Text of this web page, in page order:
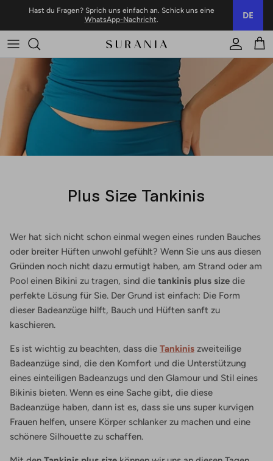
Zum Inhalt springen
Hast du Fragen? Sprich uns einfach an. Schick uns eine
WhatsApp-Nachricht. DE
Konto
Plus Size Tankinis
Wer hat sich nicht schon einmal wegen eines runden Bauches
oder breiter Hüften unwohl gefühlt? Wenn Sie uns aus diesen
Gründen noch nicht dazu ermutigt haben, am Strand oder am
Pool einen Bikini zu tragen, sind die tankinis plus size die
perfekte Lösung für Sie. Der Grund ist einfach: Die Form
dieser Badeanzüge hilft, Bauch und Hüften sanft zu
kaschieren.
Es ist wichtig zu beachten, dass die Tankinis zweiteilige
Badeanzüge sind, die den Komfort und die Unterstützung
eines einteiligen Badeanzugs und den Glamour und Stil eines
Bikinis bieten. Wenn es eine Sache gibt, die diese
Badeanzüge haben, dann ist es, dass sie uns super kurvigen
Frauen helfen, unsere Körper schlanker zu machen und eine
schönere Silhouette zu schaffen.